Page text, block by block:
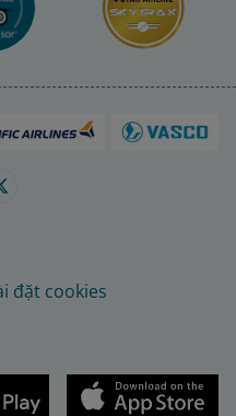
đặt cookies